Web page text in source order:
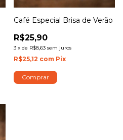
Café Especial Brisa de Verão
R$25,90
3 x de R$8,63 sem juros
R$25,12 com Pix
Comprar